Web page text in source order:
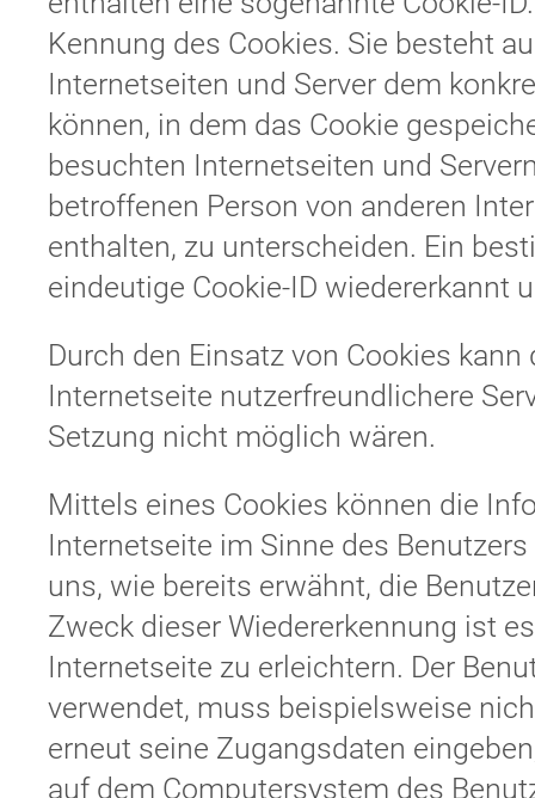
Kennung des Cookies. Sie besteht
Internetseiten und Server dem
können, in dem das Cookie
besuchten Internetseiten und
betroffenen Person von anderen
enthalten, zu unterscheiden. Ein
eindeutige Cookie-ID wiedererkannt
Durch den Einsatz von Cookies
Internetseite nutzerfreundlichere
Setzung nicht möglich wären.
Mittels eines Cookies können die
Internetseite im Sinne des
uns, wie bereits erwähnt, die
Zweck dieser Wiedererkennung ist
Internetseite zu erleichtern. Der
verwendet, muss beispielsweise
erneut seine Zugangsdaten
auf dem Computersystem des